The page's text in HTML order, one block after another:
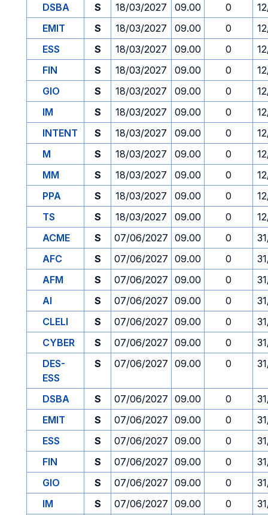
DSBA S 18/03/2027 09.00 0
EMIT
S 18/03/2027 09.00 0
ESS
S 18/03/2027 09.00 0
FIN
S 18/03/2027 09.00 0
GIO
S 18/03/2027 09.00 0
IM
S 18/03/2027 09.00 0
INTENT
S 18/03/2027 09.00 0
M
S 18/03/2027 09.00 0
MM
S 18/03/2027 09.00 0
PPA
S 18/03/2027 09.00 0
TS
S 18/03/2027 09.00 0
ACME
S 07/06/2027 09.00 0
AFC
S 07/06/2027 09.00 0
AFM
S 07/06/2027 09.00 0
AI
S 07/06/2027 09.00 0
CLELI
S 07/06/2027 09.00 0
CYBER
S 07/06/2027 09.00 0
DES-
ESS
S 07/06/2027 09.00 0
DSBA S 07/06/2027 09.00 0
EMIT
S 07/06/2027 09.00 0
ESS
S 07/06/2027 09.00 0
FIN
S 07/06/2027 09.00 0
GIO
S 07/06/2027 09.00 0
IM
S 07/06/2027 09.00 0